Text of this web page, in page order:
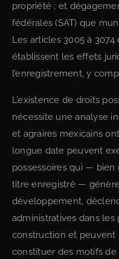
propriété ; et
fédérales (SAT) que
Les articles 3005 à 3074
établissent les effets
l’enregistrement, y
L’existence de droits
nécessite une analyse
et agraires mexicains
longue date peuvent
possessoires qui — bien
titre enregistré —
développement,
administratives dans
construction et peuvent
constituer des motifs